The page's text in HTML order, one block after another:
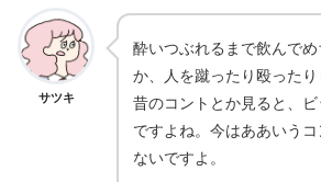
サツキ
酔いつぶれるまで飲んで
か、人を蹴ったり殴ったり
昔のコントとか見ると、
ですよね。今はああいう
ないですよ。